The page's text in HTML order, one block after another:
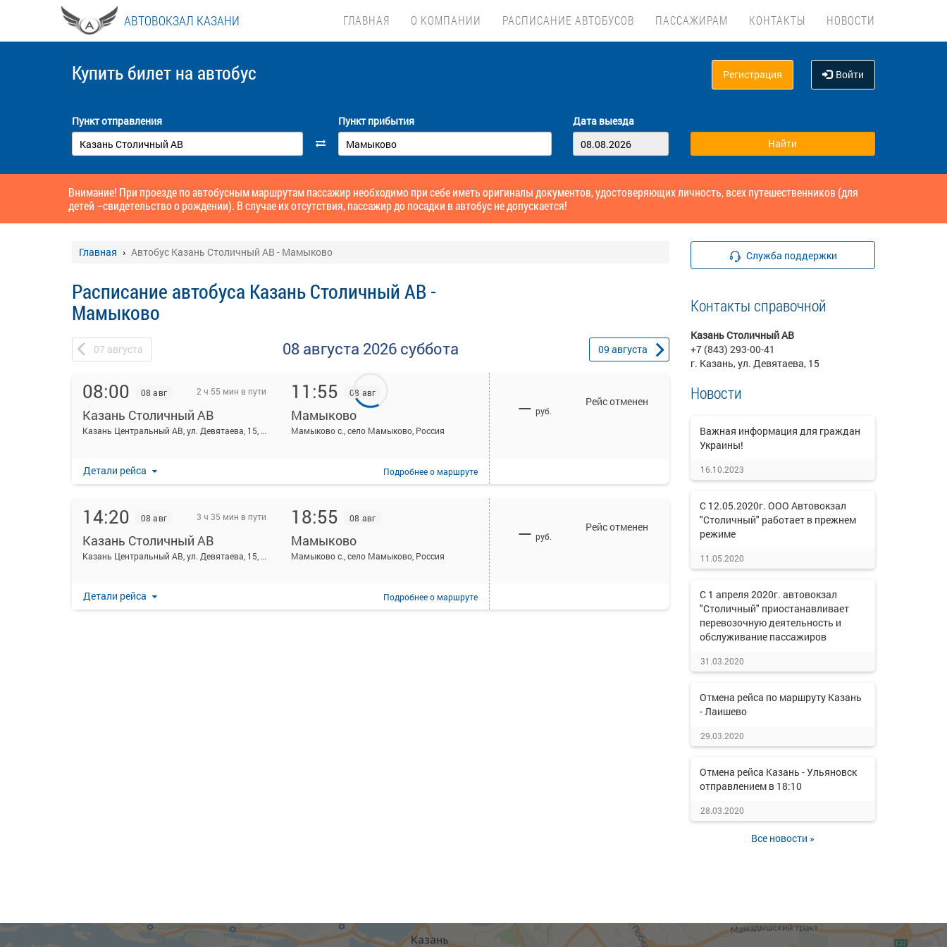
АВТОВОКЗАЛ КАЗАНИ ГЛАВНАЯ О КОМПАНИИ РАСПИСАНИЕ АВТОБУСОВ ПАССАЖИРАМ КОНТАКТЫ НОВОСТИ
Купить билет на автобус Регистрация Войти
Пункт отправления Пункт прибытия Дата выезда
Внимание! При проезде по автобусным маршрутам пассажир необходимо при себе иметь оригиналы документов, удостоверяющих личность, всех путешественников (для
детей –свидетельство о рождении). В случае их отсутствия, пассажир до посадки в автобус не допускается!
Главная Автобус Казань Столичный АВ - Мамыково
Расписание автобуса Казань Столичный АВ -
Мамыково
07 августа 08 августа 2026 суббота 09 августа
08:00 08 авг 2 ч 55 мин в пути
Казань Столичный АВ
Казань Центральный АВ, ул. Девятаева, 15, Казань
11:55 08 авг
Мамыково
Мамыково с., село Мамыково, Россия
Детали рейса Подробнеео маршруте
— руб.
Рейс отменен
14:20 08 авг 3 ч 35 мин в пути
Казань Столичный АВ
Казань Центральный АВ, ул. Девятаева, 15, Казань
18:55 08 авг
Мамыково
Мамыково с., село Мамыково, Россия
Детали рейса Подробнеео маршруте
— руб.
Рейс отменен
Служба поддержки
Контакты справочной
Казань Столичный АВ
+7 (843) 293-00-41
г. Казань, ул. Девятаева, 15
Новости
Важная информация для граждан
Украины!
16.10.2023
С 12.05.2020г. ООО Автовокзал
"Столичный" работает в прежнем
режиме
11.05.2020
С 1 апреля 2020г. автовокзал
"Столичный" приостанавливает
перевозочную деятельность и
обслуживание пассажиров
31.03.2020
Отмена рейса по маршруту Казань
- Лаишево
29.03.2020
Отмена рейса Казань - Ульяновск
отправлением в 18:10
28.03.2020
Все новости »